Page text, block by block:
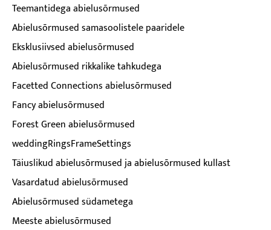
Teemantidega abielusõrmused
Abielusõrmused samasoolistele paaridele
Eksklusiivsed abielusõrmused
Abielusõrmused rikkalike tahkudega
Facetted Connections abielusõrmused
Fancy abielusõrmused
Forest Green abielusõrmused
weddingRingsFrameSettings
Täiuslikud abielusõrmused ja abielusõrmused kullast
Vasardatud abielusõrmused
Abielusõrmused südametega
Meeste abielusõrmused